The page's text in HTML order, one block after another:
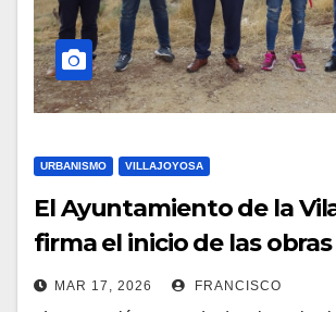
URBANISMO VILLAJOYOSA
El Ayuntamiento de la
firma el inicio de las
adecuación agroforestal
MAR 17, 2026 FRANCISCO